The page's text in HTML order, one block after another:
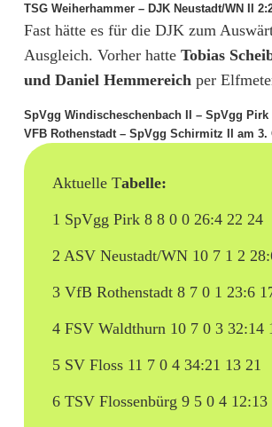
u
s
h
a
TSG Weiherhammer – DJK Neustadt/WN II
Fast hätte es für die DJK zum
Ausgleich. Vorher hatte Tobias
und Daniel Hemmereich per
SpVgg Windischeschenbach II – SpVgg Pirk
VFB Rothenstadt – SpVgg Schirmitz II am 3.
Aktuelle Tabelle:
1 SpVgg Pirk 8 8 0 0 26:4 22 24
2 ASV Neustadt/WN 10 7 1 2
3 VfB Rothenstadt 8 7 0 1 23:6
4 FSV Waldthurn 10 7 0 3 32:14
5 SV Floss 11 7 0 4 34:21 13 21
6 TSV Flossenbürg 9 5 0 4 12:13